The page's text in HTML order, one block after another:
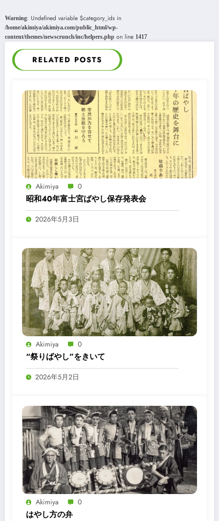
Warning: Undefined variable $category_ids in
/home/akimiya/akimiya.com/public_html/wp-
content/themes/newscrunch/inc/helpers.php on line 1417
RELATED POSTS
Akimiya 0
昭和40年富士宮ばやし保存発表会
2026年5月3日
Akimiya 0
“祭りばやし”をきいて
2026年5月2日
Akimiya 0
はやし方の弁